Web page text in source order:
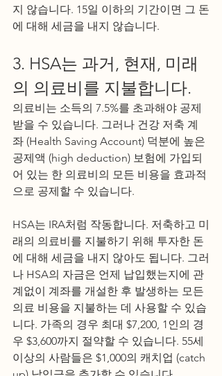
지 않습니다. 15일 이하의 기간이면 그 돈
에 대해 세금을 내지 않습니다.
3. HSA는 과거, 현재, 미래
의 의료비를 지불합니다.
의료비는 소득의 7.5%를 초과해야 공제
받을 수 있습니다. 그러나 건강 저축 계
좌 (Health Saving Account) 덕분에 높은
공제액 (high deduction) 보험에 가입되
어 있는 한 의료비의 모든 비용을 효과적
으로 공제할 수 있습니다.
HSA는 IRA처럼 작동합니다. 저축하고 미
래의 의료비를 지불하기 위해 투자한 돈
에 대해 세금을 내지 않아도 됩니다. 그러
나 HSA의 자금은 언제 납입했는지에 관
계없이 계좌를 개설한 후 발생하는 모든
의료 비용을 지불하는 데 사용할 수 있습
니다. 가족의 경우 최대 $7,200, 1인의 경
우 $3,600까지 절약할 수 있습니다. 55세
이상의 사람들은 $1,000의 캐치업 (catch